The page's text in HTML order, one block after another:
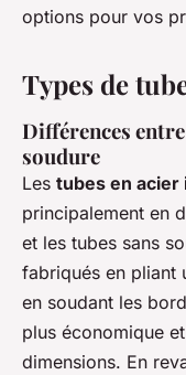
options pour vos
Types de
Différences
soudure
Les tubes en acier
principalement en
et les tubes sans
fabriqués en pliant
en soudant les
plus économique
dimensions. En